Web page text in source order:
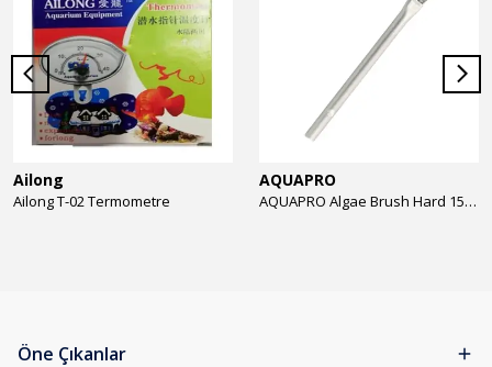
Ailong
Ailong T-02 Termometre
AQUAPRO
AQUAPRO Algae Brush Hard 15cm Yosun Temizlik Fırçası
Öne Çıkanlar